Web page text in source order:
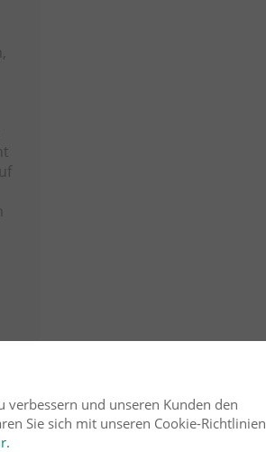
verbessern und unseren Kunden den
Sie sich mit unseren Cookie-Richtlinien